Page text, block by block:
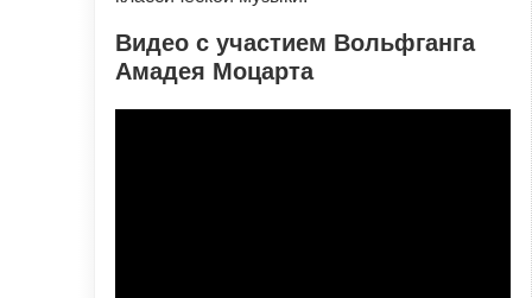
Видео с участием Вольфганга
Амадея Моцарта